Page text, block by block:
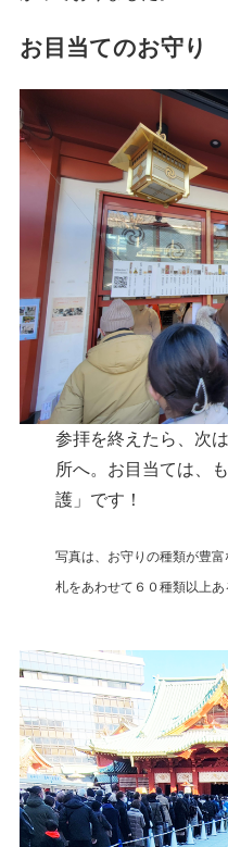
お目当てのお守り
参拝を終えたら、次
所へ。お目当ては、
護」です！
写真は、お守りの種類が豊
札をあわせて６０種類以上あ